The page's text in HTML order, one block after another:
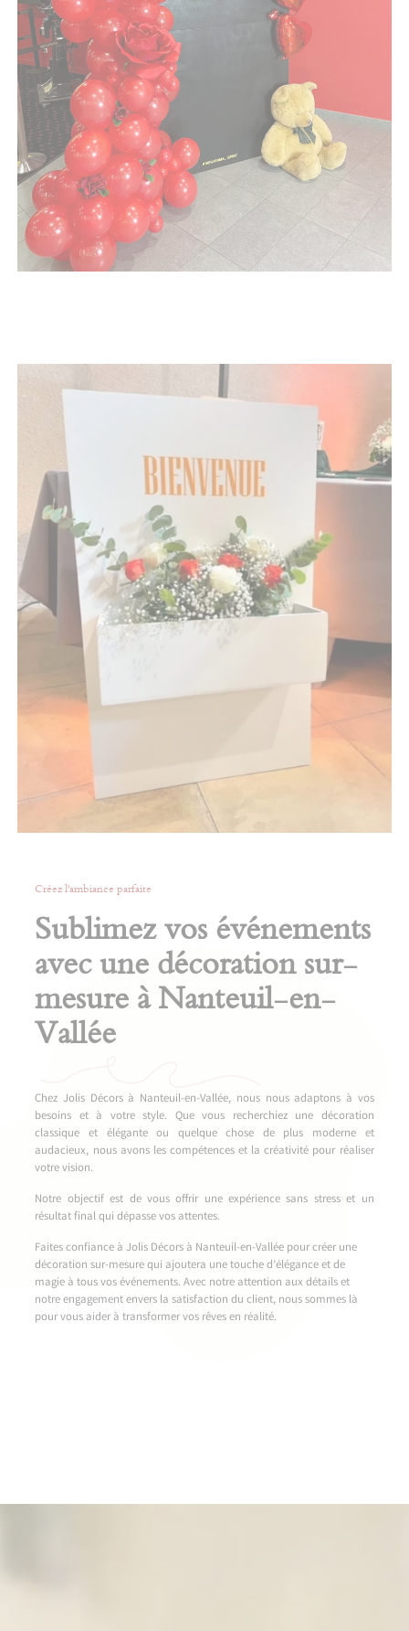
Créez l'ambiance parfaite
Sublimez vos événements
avec une décoration sur-
mesure à Nanteuil-en-
Vallée
Chez Jolis Décors à Nanteuil-en-Vallée, nous nous adaptons à vos
besoins et à votre style. Que vous recherchiez une décoration
classique et élégante ou quelque chose de plus moderne et
audacieux, nous avons les compétences et la créativité pour réaliser
votre vision.
Notre objectif est de vous offrir une expérience sans stress et un
résultat final qui dépasse vos attentes.
Faites confiance à Jolis Décors à Nanteuil-en-Vallée pour créer une
décoration sur-mesure qui ajoutera une touche d’élégance et de
magie à tous vos événements. Avec notre attention aux détails et
notre engagement envers la satisfaction du client, nous sommes là
pour vous aider à transformer vos rêves en réalité.